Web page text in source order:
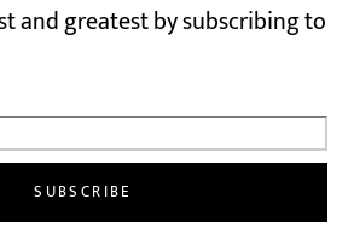
and greatest by subscribing to